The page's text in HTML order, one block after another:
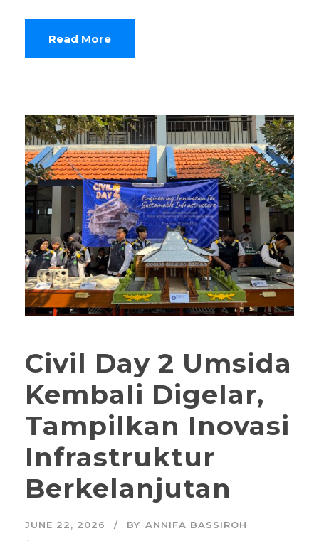
Read More
Civil Day 2 Umsida
Kembali Digelar,
Tampilkan Inovasi
Infrastruktur
Berkelanjutan
JUNE 22, 2026 BY ANNIFA BASSIROH